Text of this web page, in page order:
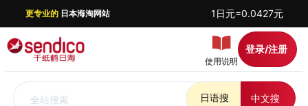
更专业的日本海淘网站 1日元=0.0427元
使用说明
登录/注册
全站搜索 日语搜 中文搜